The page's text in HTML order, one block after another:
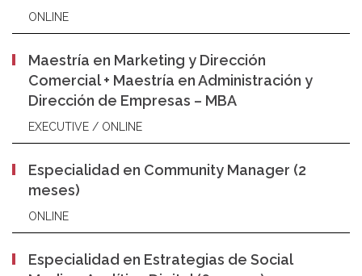
ONLINE
Maestría en Marketing y Dirección
Comercial + Maestría en Administración y
Dirección de Empresas – MBA
EXECUTIVE / ONLINE
Especialidad en Community Manager (2
meses)
ONLINE
Especialidad en Estrategias de Social